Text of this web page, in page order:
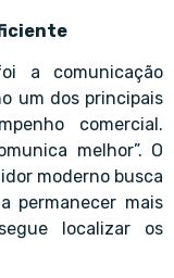
a comunicação
um dos principais
comercial.
melhor”. O
moderno busca
permanecer mais
localizar os